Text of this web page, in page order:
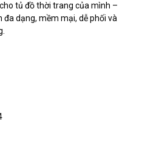
tủ đồ thời trang của mình –
đa dạng, mềm mại, dễ phối và